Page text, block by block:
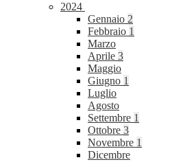
2024
Gennaio 2
Febbraio 1
Marzo
Aprile 3
Maggio
Giugno 1
Luglio
Agosto
Settembre 1
Ottobre 3
Novembre 1
Dicembre